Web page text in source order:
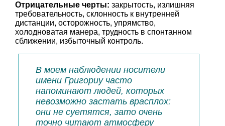
Отрицательные черты: закрытость, излишняя
требовательность, склонность к внутренней
дистанции, осторожность, упрямство,
холодноватая манера, трудность в спонтанном
сближении, избыточный контроль.
В моем наблюдении носители
имени Григориу часто
напоминают людей, которых
невозможно застать врасплох:
они не суетятся, зато очень
точно читают атмосферу